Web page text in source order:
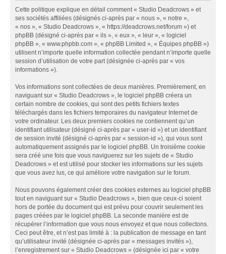
Cette politique explique en détail comment « Studio Deadcrows » et
ses sociétés affiliées (désignés ci-après par « nous », « notre »,
« nos », « Studio Deadcrows », « https://deadcrows.net/forum ») et
phpBB (désigné ci-après par « ils », « eux », « leur », « logiciel
phpBB », « www.phpbb.com », « phpBB Limited », « Équipes phpBB »)
utilisent n’importe quelle information collectée pendant n’importe quelle
session d’utilisation de votre part (désignée ci-après par « vos
informations »).
Vos informations sont collectées de deux manières. Premièrement, en
naviguant sur « Studio Deadcrows », le logiciel phpBB créera un
certain nombre de cookies, qui sont des petits fichiers textes
téléchargés dans les fichiers temporaires du navigateur Internet de
votre ordinateur. Les deux premiers cookies ne contiennent qu’un
identifiant utilisateur (désigné ci-après par « user-id ») et un identifiant
de session invité (désigné ci-après par « session-id »), qui vous sont
automatiquement assignés par le logiciel phpBB. Un troisième cookie
sera créé une fois que vous naviguerez sur les sujets de « Studio
Deadcrows » et est utilisé pour stocker les informations sur les sujets
que vous avez lus, ce qui améliore votre navigation sur le forum.
Nous pouvons également créer des cookies externes au logiciel phpBB
tout en naviguant sur « Studio Deadcrows », bien que ceux-ci soient
hors de portée du document qui est prévu pour couvrir seulement les
pages créées par le logiciel phpBB. La seconde manière est de
récupérer l’information que vous nous envoyez et que nous collectons.
Ceci peut être, et n’est pas limité à : la publication de message en tant
qu’utilisateur invité (désignée ci-après par « messages invités »),
l’enregistrement sur « Studio Deadcrows » (désignée ici par « votre